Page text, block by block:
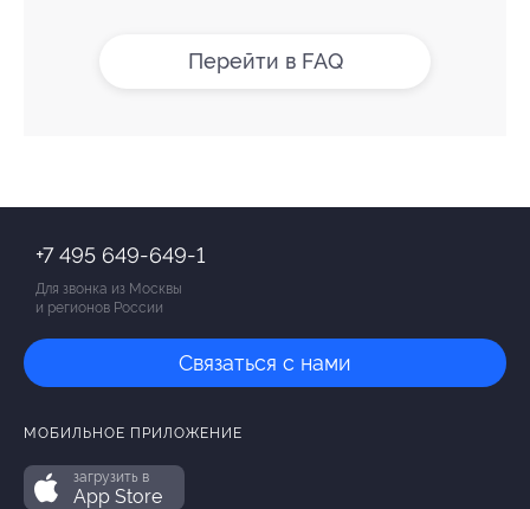
Перейти в FAQ
+7 495 649-649-1
Для звонка из Москвы
и регионов России
Связаться с нами
МОБИЛЬНОЕ ПРИЛОЖЕНИЕ
загрузить в
App Store